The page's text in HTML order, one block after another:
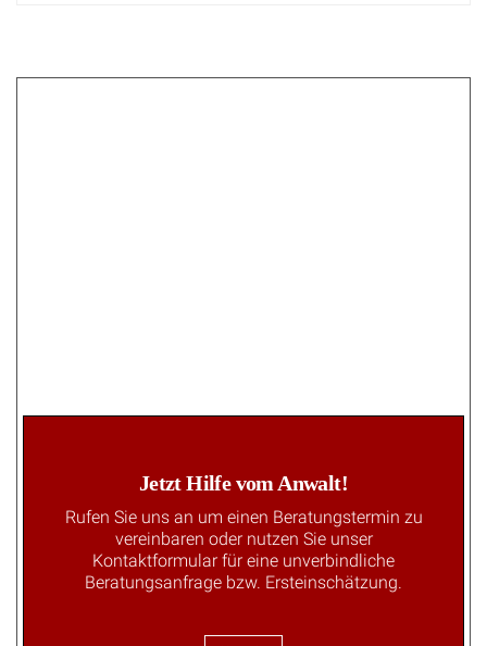
vereinbaren oder nutzen Sie unser
Kontaktformular für eine unverbindliche
Beratungsanfrage bzw. Ersteinschätzung.
Kontakt